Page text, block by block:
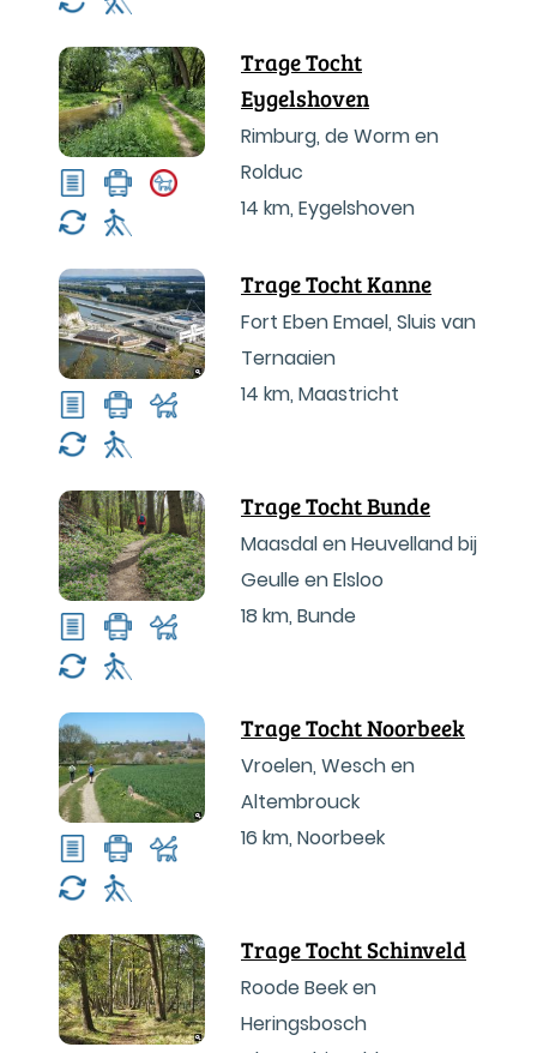
Trage Tocht
Eygelshoven
Rimburg, de Worm en
Rolduc
14 km, Eygelshoven
Trage Tocht Kanne
Fort Eben Emael, Sluis van
Ternaaien
14 km, Maastricht
Trage Tocht Bunde
Maasdal en Heuvelland bij
Geulle en Elsloo
18 km, Bunde
Trage Tocht Noorbeek
Vroelen, Wesch en
Altembrouck
16 km, Noorbeek
Trage Tocht Schinveld
Roode Beek en
Heringsbosch